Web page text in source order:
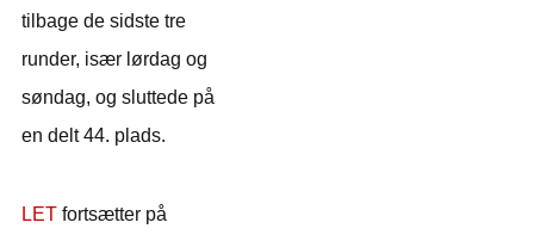
tilbage de sidste tre
runder, især lørdag og
søndag, og sluttede på
en delt 44. plads.
LET fortsætter på